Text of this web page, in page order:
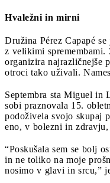
Hvaležni in mirni
Družina Pérez Capapé
z velikimi
organizira najrazličnejše
otroci tako uživali.
Septembra sta Miguel in
sobi praznovala 15.
podoživela svojo skupaj
eno, v bolezni in
“Poskušala sem se bolj
in ne toliko na moje
nosimo v glavi in srcu,”